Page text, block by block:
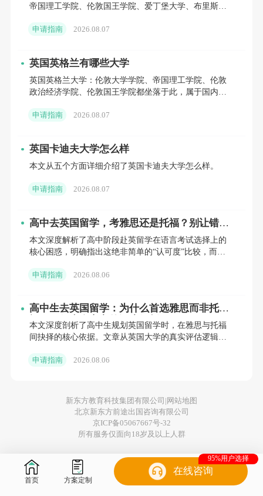
国院校对985/211与双非院校有不同均分要求，
新加坡公立院校同样看重均分，热门专业均分
2. 语言成绩：两地均以雅思为主要认可语言，
部分院校接受托福、PTE。英国本科雅思要求
6.0-7.0，硕士6.5-7.5；新加坡本科雅思要求
确目标院校语言要求，预留充足刷分时间。
3. 软背景梳理：本科申请者可准备竞赛、社会
科研、学术论文等经历，优先选择与目标专业
相关的软背景，避免盲目堆砌。
二、分阶段规划：按时间推
进，高效落地执行
27fall申请周期从2026年3月持续至2027年9
月，分为四个阶段，每个阶段有明确的核心任
（一）筹备期（2026年3月-8月）：夯实
基础，完善材料
1. 学术提升：本科申请者重点提升高中成绩或
A-Level/IB成绩，针对性弥补薄弱科目；硕士
帝国理工学院、伦敦国王学院、爱丁堡大学、布里斯托
申请指南 2026.08.07
英国英格兰有哪些大学
英国英格兰大学：伦敦大学学院、帝国理工学院、伦敦
政治经济学院、伦敦国王学院都坐落于此，属于国内申
女王大学、伦敦大
申请指南 2026.08.07
英国卡迪夫大学怎么样
本文从五个方面详细介绍了英国卡迪夫大学怎么样。
申请指南 2026.08.07
高中去英国留学，考雅思还是托福？别让错误
选择耽误你的签证与申请
本文深度解析了高中阶段赴英留学在语言考试选择上的
核心困惑，明确指出这绝非简单的“认可度”比较，而是
本质区别、强调
申请指南 2026.08.06
高中生去英国留学：为什么首选雅思而非托
福？一份来自官方的深度解析
本文深度剖析了高中生规划英国留学时，在雅思与托福
间抉择的核心依据。文章从英国大学的真实评估逻辑出
根本性优势，特别
申请指南 2026.08.06
新东方教育科技集团有限公司| 网站地图
北京新东方前途出国咨询有限公司
京ICP备05067667号-32
所有服务仅面向18岁及以上人群
首页 方案定制
在线咨询
95%用户选择